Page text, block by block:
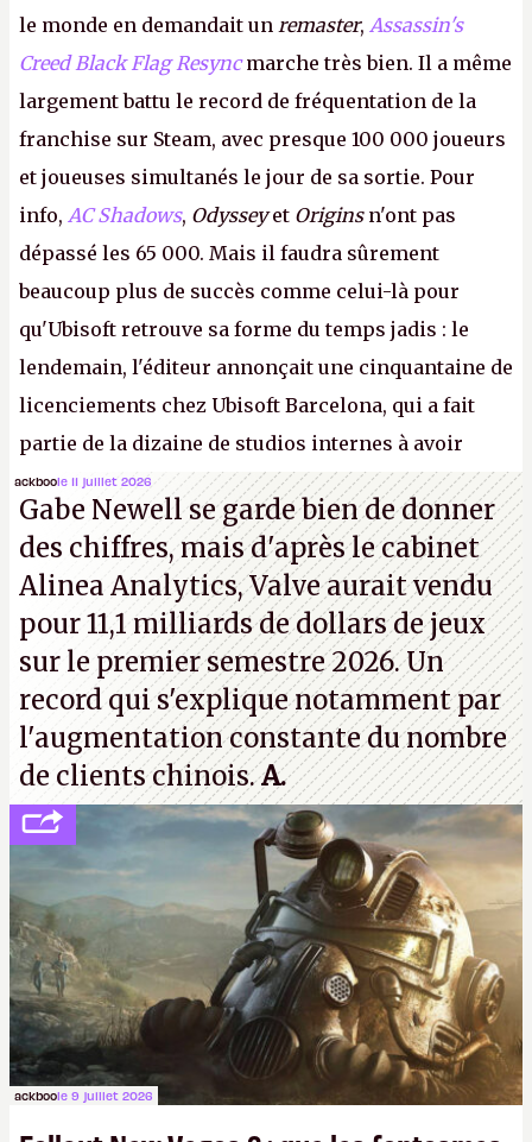
le monde en demandait un remaster, Assassin's
Creed Black Flag Resyncmarche très bien. Il a même
largement battu le record de fréquentation de la
franchise sur Steam, avec presque 100 000 joueurs
et joueuses simultanés le jour de sa sortie. Pour
info, AC Shadows, Odysseyet Originsn'ont pas
dépassé les 65 000. Mais il faudra sûrement
beaucoup plus de succès comme celui-là pour
qu'Ubisoft retrouve sa forme du temps jadis : le
lendemain, l'éditeur annonçait une cinquantaine de
licenciements chez Ubisoft Barcelona, qui a fait
partie de la dizaine de studios internes à avoir
travaillé sur cetAssassin's Creedsous la direction
d'Ubisoft Singapour.A.
ackboole 11 juillet 2026
Gabe Newell se garde bien de donner
des chiffres, mais d'après le cabinet
Alinea Analytics, Valve aurait vendu
pour 11,1 milliards de dollars de jeux
sur le premier semestre 2026. Un
record qui s'explique notamment par
l'augmentation constante du nombre
de clients chinois.A.
ackboole 9 juillet 2026